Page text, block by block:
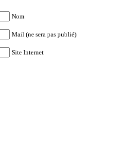
Nom
Mail (ne sera pas publié)
Site Internet